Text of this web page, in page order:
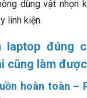
dùng vật nhọn
linh kiện.
laptop đúng
cũng làm
hoàn toàn –